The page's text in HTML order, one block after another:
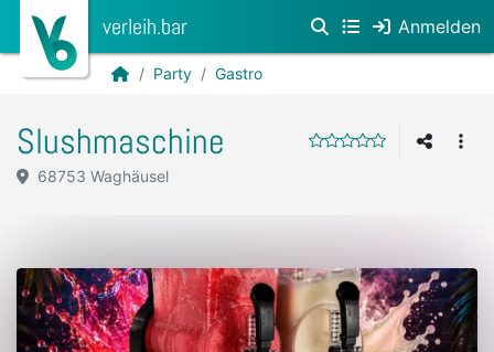
verleih.bar Anmelden
Party Gastro
Slushmaschine
68753 Waghäusel